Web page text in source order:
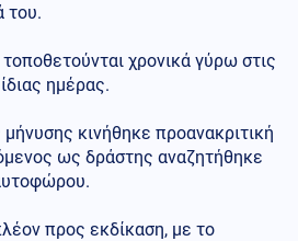
του.
χρονικά γύρω στις
ημέρας.
κινήθηκε προανακριτική
ως δράστης αναζητήθηκε
προς εκδίκαση, με το